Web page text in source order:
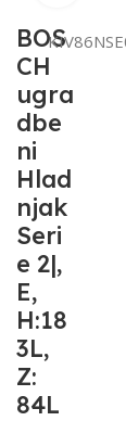
BOS
CH
ugra
dbe
ni
Hlad
njak
Seri
e 2|,
E,
H:18
3L,
Z:
84L